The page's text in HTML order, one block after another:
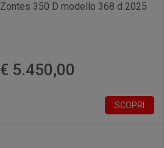
Zontes 350 D modello 368 d 2025
€ 5.450,00
SCOPRI